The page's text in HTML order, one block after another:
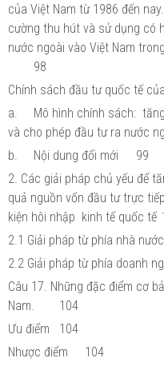
của Việt Nam từ 1986 đến
cường thu hút và sử dụng có
nước ngoài vào Việt Nam
98
Chính sách đầu tư quốc tế
a.
Mô hình chính sách:
và cho phép đầu tư ra nước
b.
Nội dung đổi mới
99
2. Các giải pháp chủ yếu để
quả nguồn vốn đầu tư trực
kiện hôi nhập kinh tế quốc tế
2.1 Giải pháp từ phía nhà nước
2.2 Giải pháp từ phía doanh
Câu 17. Những đặc điểm cơ
Nam.
104
Ưu điểm
104
Nhược điểm
104